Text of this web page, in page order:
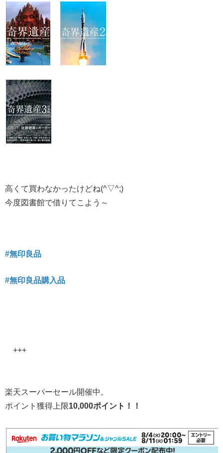
高くて買わなかったけどね(^▽^;)
今度図書館で借りてこよう～
#無印良品
#無印良品購入品
+++
楽天スーパーセール開催中。
ポイント獲得上限10,000ポイント！！